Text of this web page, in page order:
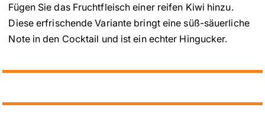
Fügen Sie das Fruchtfleisch einer reifen Kiwi hinzu.
Diese erfrischende Variante bringt eine süß-säuerliche
Note in den Cocktail und ist ein echter Hingucker.